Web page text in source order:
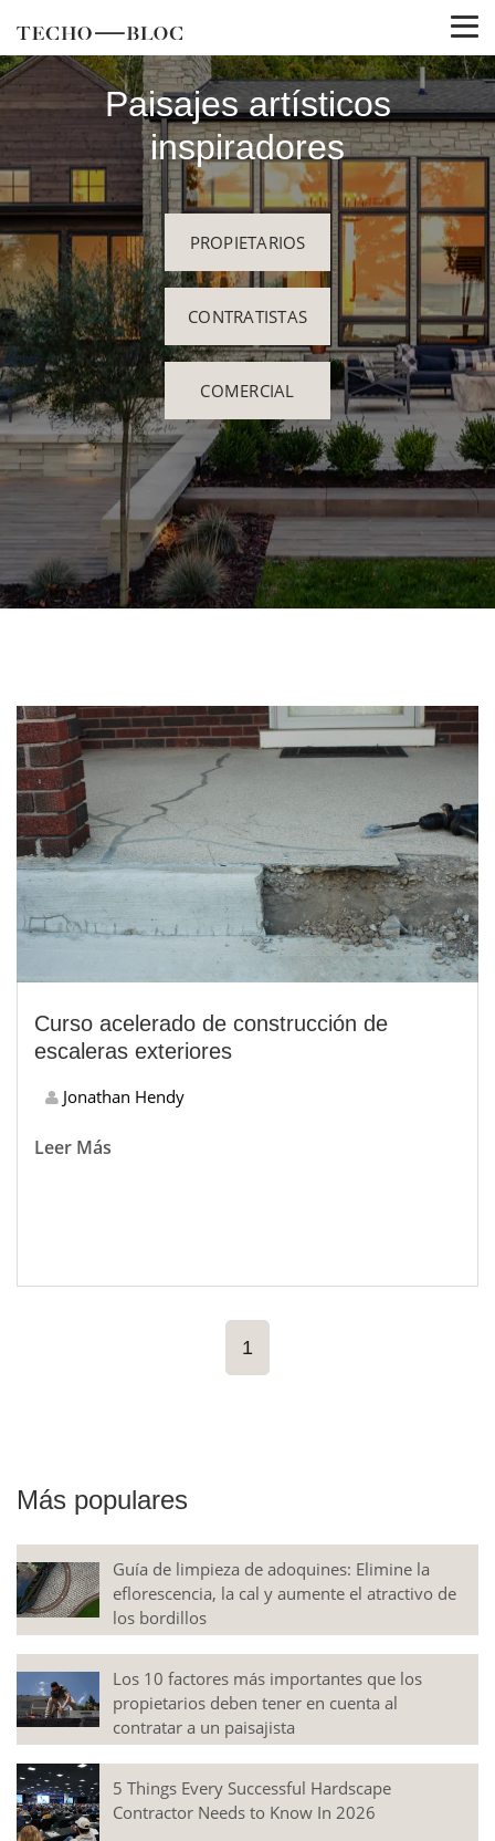
Paisajes artísticos
inspiradores
PROPIETARIOS
CONTRATISTAS
COMERCIAL
Curso acelerado de construcción de
escaleras exteriores
Jonathan Hendy
Leer Más
1
Más populares
Guía de limpieza de adoquines: Elimine la
eflorescencia, la cal y aumente el atractivo de
los bordillos
Los 10 factores más importantes que los
propietarios deben tener en cuenta al
contratar a un paisajista
5 Things Every Successful Hardscape
Contractor Needs to Know In 2026